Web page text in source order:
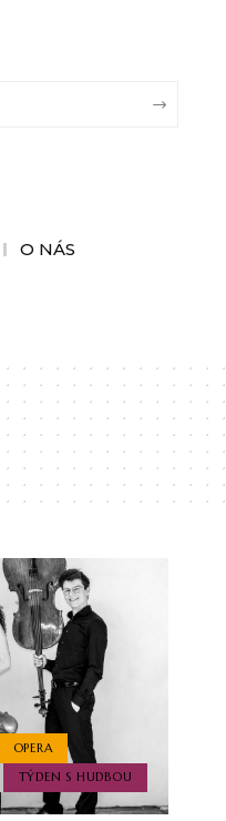
O NÁS
OPERA
TÝDEN S HUDBOU